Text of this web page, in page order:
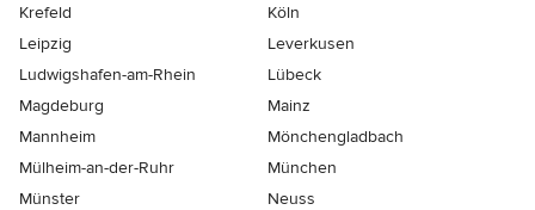
Krefeld
Köln
Leipzig
Leverkusen
Ludwigshafen-am-Rhein
Lübeck
Magdeburg
Mainz
Mannheim
Mönchen­gladbach
Mülheim-an-der-Ruhr
München
Münster
Neuss